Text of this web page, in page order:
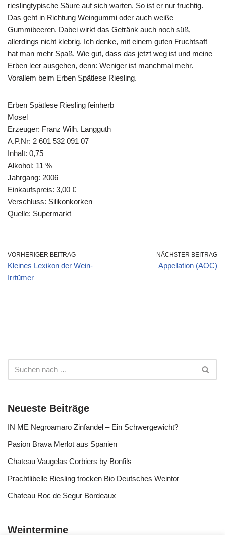
rieslingtypische Säure auf sich warten. So ist er nur fruchtig.
Das geht in Richtung Weingummi oder auch weiße
Gummibeeren. Dabei wirkt das Getränk auch noch süß,
allerdings nicht klebrig. Ich denke, mit einem guten Fruchtsaft
hat man mehr Spaß. Wie gut, dass das jetzt weg ist und meine
Erben leer ausgehen, denn: Weniger ist manchmal mehr.
Vorallem beim Erben Spätlese Riesling.
Erben Spätlese Riesling feinherb
Mosel
Erzeuger: Franz Wilh. Langguth
A.P.Nr: 2 601 532 091 07
Inhalt: 0,75
Alkohol: 11 %
Jahrgang: 2006
Einkaufspreis: 3,00 €
Verschluss: Silikonkorken
Quelle: Supermarkt
VORHERIGER BEITRAG
Kleines Lexikon der Wein-
Irrtümer
NÄCHSTER BEITRAG
Appellation (AOC)
Neueste Beiträge
IN ME Negroamaro Zinfandel – Ein Schwergewicht?
Pasion Brava Merlot aus Spanien
Chateau Vaugelas Corbiers by Bonfils
Prachtlibelle Riesling trocken Bio Deutsches Weintor
Chateau Roc de Segur Bordeaux
Weintermine